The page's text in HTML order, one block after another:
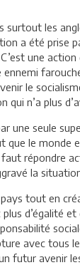
les
a été prise
une
le
n’a plus
seule
le
répondre
la
tout en
d’égalité
avec tous
avenir